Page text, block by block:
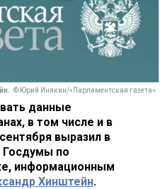
© Юрий Инякин/«Парламентская газета»
данные
в том числе и в
выразил в
Госдумы по
информационным
Хинштейн.